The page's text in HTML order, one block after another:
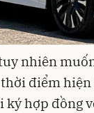
nhiên
điểm
hợp đồng